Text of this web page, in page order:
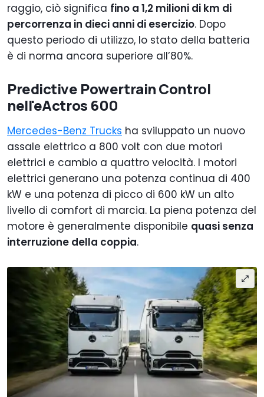
raggio, ciò significa fino a 1,2 milioni di km di
percorrenza in dieci anni di esercizio. Dopo
questo periodo di utilizzo, lo stato della batteria
è di norma ancora superiore all’80%.
Predictive Powertrain Control
nell'eActros 600
Mercedes-Benz Trucks ha sviluppato un nuovo
assale elettrico a 800 volt con due motori
elettrici e cambio a quattro velocità. I motori
elettrici generano una potenza continua di 400
kW e una potenza di picco di 600 kW un alto
livello di comfort di marcia. La piena potenza del
motore è generalmente disponibile quasi senza
interruzione della coppia.